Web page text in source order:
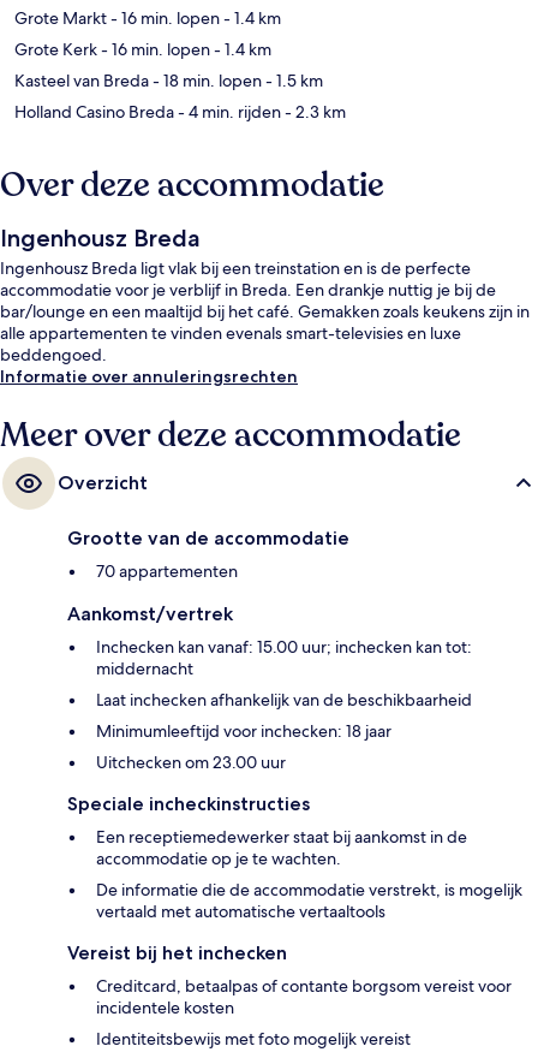
Grote Markt- 16 min. lopen- 1.4 km
Grote Kerk- 16 min. lopen- 1.4 km
Kasteel van Breda- 18 min. lopen- 1.5 km
Holland Casino Breda- 4 min. rijden- 2.3 km
Over deze accommodatie
Ingenhousz Breda
Ingenhousz Breda ligt vlak bij een treinstation en is de perfecte
accommodatie voor je verblijf in Breda. Een drankje nuttig je bij de
bar/lounge en een maaltijd bij het café. Gemakken zoals keukens zijn in
alle appartementen te vinden evenals smart-televisies en luxe
beddengoed.
Informatie over annuleringsrechten
Meer over deze accommodatie
Overzicht
Grootte van de accommodatie
70 appartementen
Aankomst/vertrek
Inchecken kan vanaf: 15.00 uur; inchecken kan tot:
middernacht
Laat inchecken afhankelijk van de beschikbaarheid
Minimumleeftijd voor inchecken: 18 jaar
Uitchecken om 23.00 uur
Speciale incheckinstructies
Een receptiemedewerker staat bij aankomst in de
accommodatie op je te wachten.
De informatie die de accommodatie verstrekt, is mogelijk
vertaald met automatische vertaaltools
Vereist bij het inchecken
Creditcard, betaalpas of contante borgsom vereist voor
incidentele kosten
Identiteitsbewijs met foto mogelijk vereist